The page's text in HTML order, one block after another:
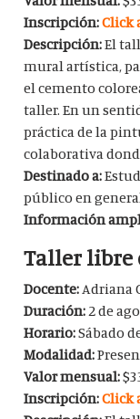
Inscripción:Click
Descripción:El
mural artística,
el cemento
taller. En un
práctica de la
colaborativa
Destinado a:
público en
Información
Taller libre
Docente:Adriana
Duración:2 de
Horario:Sábado
Modalidad:
Valor mensual:
Inscripción:Click